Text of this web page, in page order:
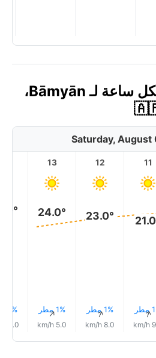
توقعات الطقس لكل ساعة لـ Bāmyān،
Saturday, August
11
↑
12
23.0°
1% مطر↑
8.0 km/h
13
24.0°
1% مطر↑
5.0 km/h
1% مطر
4.0 km/h